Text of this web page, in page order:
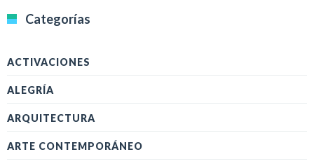
Categorías
ACTIVACIONES
ALEGRÍA
ARQUITECTURA
ARTE CONTEMPORÁNEO